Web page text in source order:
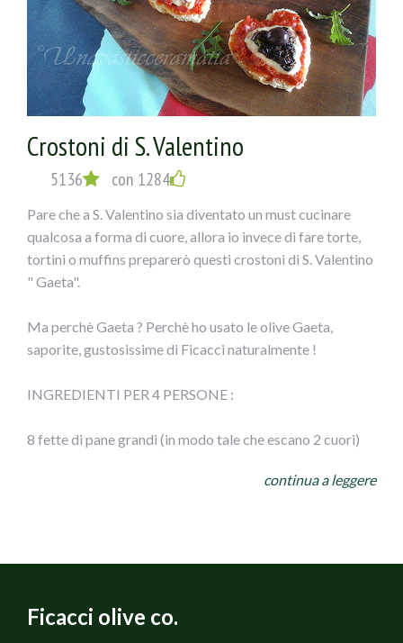
4) Passare i rotolini nel misto di pangrattato e farina di
mais in parti uguali e disporre su una teglia con carta
forno unta, irrorare leggermente di olio, un pizzico di sale
e infornare a 180° per circa 20-25 minuti.
Crostoni di S. Valentino
5136 con 1284
Pare che a S. Valentino sia diventato un must cucinare
qualcosa a forma di cuore, allora io invece di fare torte,
tortini o muffins preparerò questi crostoni di S. Valentino
" Gaeta".
Ma perchè Gaeta ? Perchè ho usato le olive Gaeta,
saporite, gustosissime di Ficacci naturalmente !
INGREDIENTI PER 4 PERSONE :
8 fette di pane grandi (in modo tale che escano 2 cuori)
1 confezione da 170 gr di olive nere di Gaeta Ficacci
4 pomodori secchi sott’olio conditi
continua a leggere
Ficacci olive co.